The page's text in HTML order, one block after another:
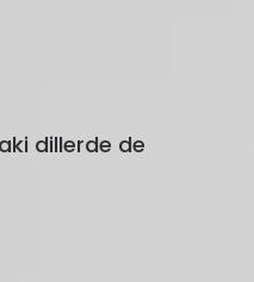
dillerde de